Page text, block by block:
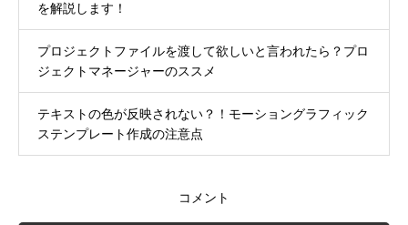
を解説します！
プロジェクトファイルを渡して欲しいと言われたら？プロ
ジェクトマネージャーのススメ
テキストの色が反映されない？！モーショングラフィック
ステンプレート作成の注意点
コメント